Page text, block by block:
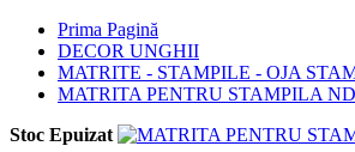
Prima Pagină
DECOR UNGHII
MATRITE - STAMPILE - OJA
MATRITA PENTRU STAMPILA
Stoc Epuizat